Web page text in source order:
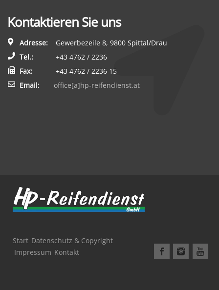
Kontaktieren Sie uns
Adresse:
Gewerbezeile 8, 9800 Spittal/Drau
Tel.:
+43 4762 / 2236
Fax:
+43 4762 / 2236 15
Email:
office[a]hp-reifendienst.at
Start Datenschutz & Copyright
Impressum Kontakt